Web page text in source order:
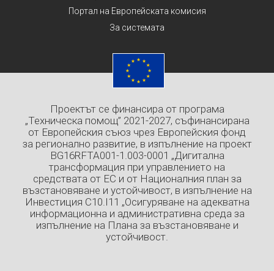
Портал на Европейската комисия
За системата
Проектът се финансира от програма
„Техническа помощ” 2021-2027, съфинансирана
от Европейския съюз чрез Европейския фонд
за регионално развитие, в изпълнение на проект
BG16RFTA001-1.003-0001 „Дигитална
трансформация при управлението на
средствата от ЕС и от Националния план за
възстановяване и устойчивост, в изпълнение на
Инвестиция C10.I11 „Осигуряване на адекватна
информационна и административна среда за
изпълнение на Плана за възстановяване и
устойчивост.